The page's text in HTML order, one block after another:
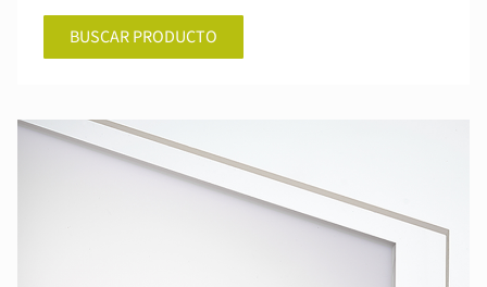
BUSCAR PRODUCTO